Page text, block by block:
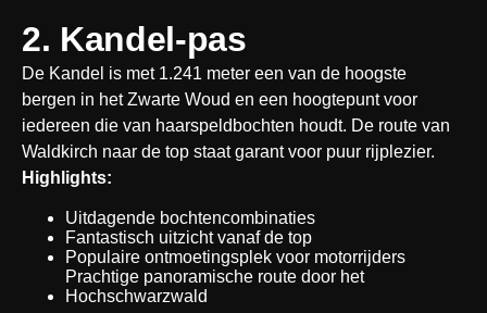
2. Kandel-pas
De Kandel is met 1.241 meter een van de hoogste
bergen in het Zwarte Woud en een hoogtepunt voor
iedereen die van haarspeldbochten houdt. De route van
Waldkirch naar de top staat garant voor puur rijplezier.
Highlights:
Uitdagende bochtencombinaties
Fantastisch uitzicht vanaf de top
Populaire ontmoetingsplek voor motorrijders
Prachtige panoramische route door het
Hochschwarzwald